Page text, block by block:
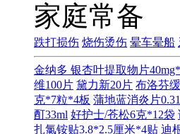
家庭常备
跌打损伤 烧伤烫伤 晕车晕船
金纳多 银杏叶提取物片
维100片 黛力新20片 布洛芬
克*7粒*4板 蒲地蓝消炎片
酊33ml 好护士/苍松6克*12袋
扎氯铵贴3.8*2.5厘米*4贴 迪